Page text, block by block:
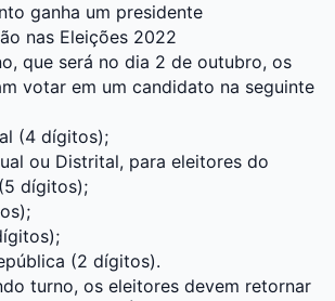
ganha um presidente
nas Eleições 2022
que será no dia 2 de outubro, os
votar em um candidato na seguinte
(4 dígitos);
ou Distrital, para eleitores do
dígitos);
(2 dígitos).
turno, os eleitores devem retornar